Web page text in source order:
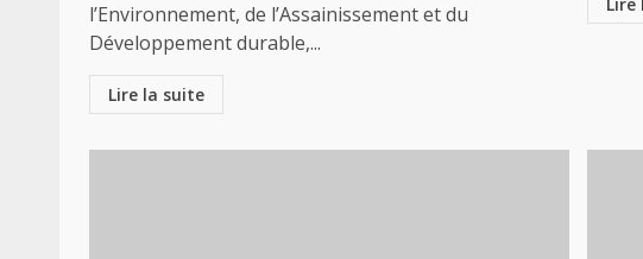
l’Environnement, de l’Assainissement et du
Développement durable,...
Lire la suite